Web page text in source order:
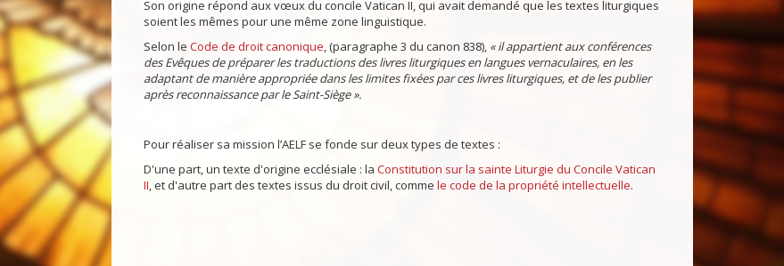
Son origine répond aux vœux du concile Vatican II, qui avait demandé que les textes liturgiques
soient les mêmes pour une même zone linguistique.
Selon le Code de droit canonique, (paragraphe 3 du canon 838), « il appartient aux conférences
des Evêques de préparer les traductions des livres liturgiques en langues vernaculaires, en les
adaptant de manière appropriée dans les limites fixées par ces livres liturgiques, et de les publier
après reconnaissance par le Saint-Siège ».
Pour réaliser sa mission l’AELF se fonde sur deux types de textes :
D'une part, un texte d'origine ecclésiale : la Constitution sur la sainte Liturgie du Concile Vatican
II, et d'autre part des textes issus du droit civil, comme le code de la propriété intellectuelle.